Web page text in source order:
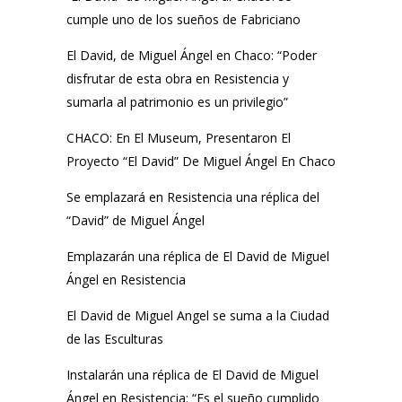
cumple uno de los sueños de Fabriciano
El David, de Miguel Ángel en Chaco: “Poder
disfrutar de esta obra en Resistencia y
sumarla al patrimonio es un privilegio”
CHACO: En El Museum, Presentaron El
Proyecto “El David” De Miguel Ángel En Chaco
Se emplazará en Resistencia una réplica del
“David” de Miguel Ángel
Emplazarán una réplica de El David de Miguel
Ángel en Resistencia
El David de Miguel Angel se suma a la Ciudad
de las Esculturas
Instalarán una réplica de El David de Miguel
Ángel en Resistencia: “Es el sueño cumplido